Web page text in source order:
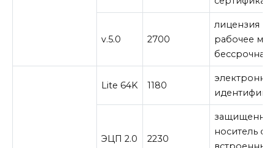
v.5.0 2700
лицензия на
рабочее
бессрочная
Lite 64K 1180
ЭЦП 2.0 2230
носитель со